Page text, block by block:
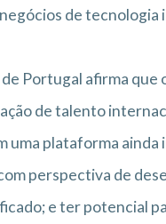
de tecnologia
Portugal afirma que
de talento
uma plataforma
perspectiva de
e ter potencial